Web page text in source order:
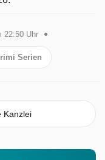
22:50 Uhr
Serien
Kanzlei